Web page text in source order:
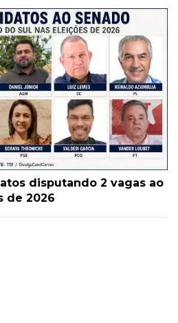
disputando 2 vagas ao
de 2026